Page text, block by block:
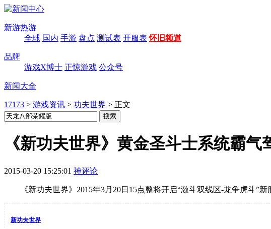
新游热游
全球 国内 手游 盘点 测试表 开服表 怀旧频道
品牌
游戏X博士 正惊游戏 公众号
新闻大全
17173 > 游戏资讯 > 功夫世界 > 正文
《新功夫世界》黄金圣斗士系统霸气
2015-03-20 15:25:01 神评论
《新功夫世界》2015年3月20日15点整将开启“激斗双线区-龙争虎斗”新
新功夫世界